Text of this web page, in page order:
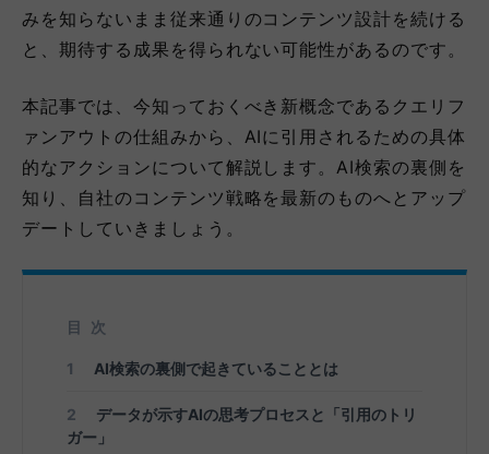
みを知らないまま従来通りのコンテンツ設計を続ける
と、期待する成果を得られない可能性があるのです。
本記事では、今知っておくべき新概念であるクエリフ
ァンアウトの仕組みから、AIに引用されるための具体
的なアクションについて解説します。AI検索の裏側を
知り、自社のコンテンツ戦略を最新のものへとアップ
デートしていきましょう。
目次
1 AI検索の裏側で起きていることとは
2
データが示すAIの思考プロセスと「引用のトリ
ガー」